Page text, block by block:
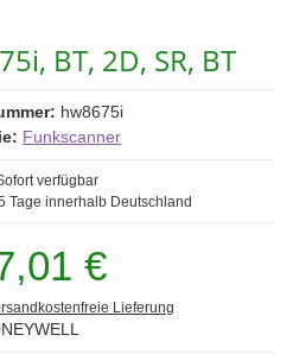
BT, 2D, SR, BT
hw8675i
Funkscanner
verfügbar
Tage innerhalb Deutschland
€
Lieferung